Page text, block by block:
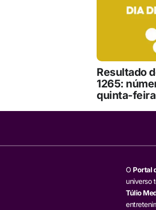
Resultado
1265:
quinta-
O Portal
universo
Túlio